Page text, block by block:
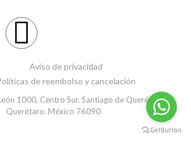
Aviso de privacidad
de reembolso y cancelación
1000, Centro Sur. Santiago de Querétaro,
Querétaro. México 76090